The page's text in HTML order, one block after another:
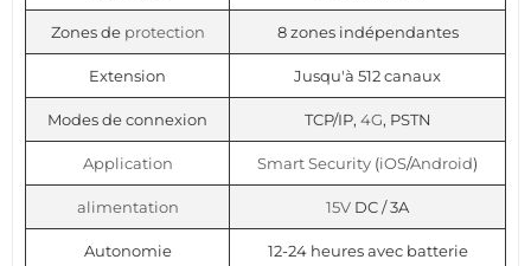
Zones de protection 8 zones indépendantes
Extension Jusqu'à 512 canaux
Modes de connexion TCP/IP, 4G, PSTN
Application Smart Security (iOS/Android)
alimentation 15V DC / 3A
Autonomie 12-24 heures avec batterie